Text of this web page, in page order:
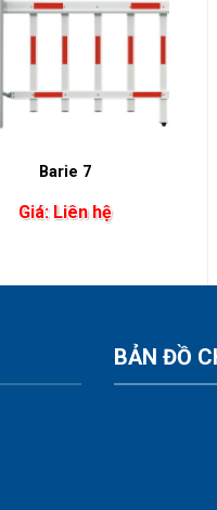
Barie 7
Giá: Liên hệ
BẢN ĐỒ